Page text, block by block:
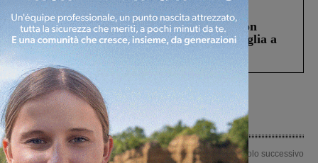
Cronaca 3 Agosto 2026
Scomparso da una struttura di Castiglion
Fiorentino l’uomo che aveva ucciso la figlia a
Levane nel 2020
Articolo precedente
Articolo successivo